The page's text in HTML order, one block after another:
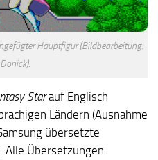
Hauptfigur (Bildbearbeitung:
Starauf Englisch
Ländern (Ausnahme
übersetzte
Alle Übersetzungen